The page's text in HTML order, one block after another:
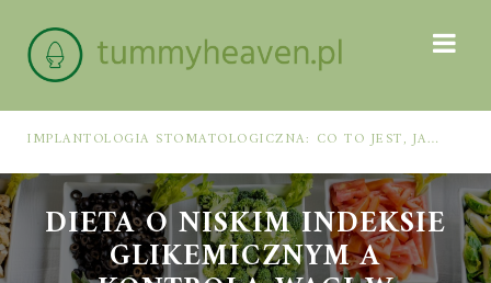
IMPLANTOLOGIA STOMATOLOGICZNA: CO TO JEST, JAK WYGLĄDA PROCES IMPLANTACJI I GOJENIA ORAZ DLA KOGO MA ZASTOSOWANIE
DIETA O NISKIM INDEKSIE
GLIKEMICZNYM A